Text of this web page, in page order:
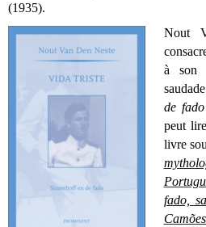
(1935).
Nout
à son
de fado
peut
livre
fado,